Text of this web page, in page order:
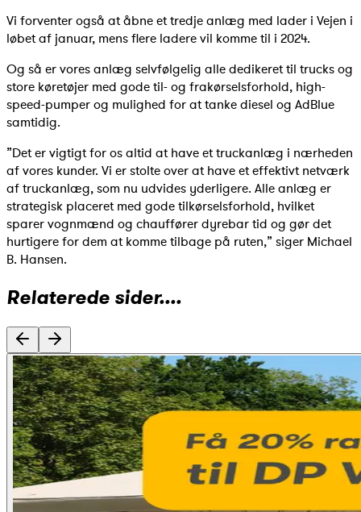
Vi forventer også at åbne et tredje anlæg med lader i Vejen i
løbet af januar, mens flere ladere vil komme til i 2024.
Og så er vores anlæg selvfølgelig alle dedikeret til trucks og
store køretøjer med gode til- og frakørselsforhold, high-
speed-pumper og mulighed for at tanke diesel og AdBlue
samtidig.
”Det er vigtigt for os altid at have et truckanlæg i nærheden
af vores kunder. Vi er stolte over at have et effektivt netværk
af truckanlæg, som nu udvides yderligere. Alle anlæg er
strategisk placeret med gode tilkørselsforhold, hvilket
sparer vognmænd og chauffører dyrebar tid og gør det
hurtigere for dem at komme tilbage på ruten,” siger Michael
B. Hansen.
Relaterede sider....